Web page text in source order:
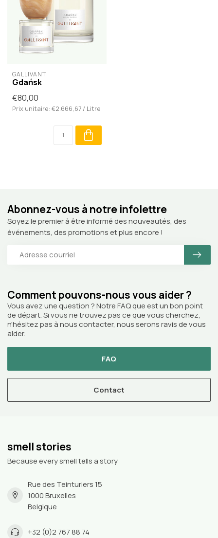
GALLIVANT
Gdańsk
€80,00
Prix unitaire: €2.666,67 / Litre
Comment pouvons-nous vous aider ?
Vous avez une question ? Notre FAQ que est un bon point
de départ. Si vous ne trouvez pas ce que vous cherchez,
n'hésitez pas à nous contacter, nous serons ravis de vous
aider.
FAQ
Contact
Abonnez-vous à notre infolettre
Soyez le premier à être informé des nouveautés, des
événements, des promotions et plus encore !
smell stories
Because every smell tells a story
Rue des Teinturiers 15
1000 Bruxelles
Belgique
+32 (0)2 767 88 74